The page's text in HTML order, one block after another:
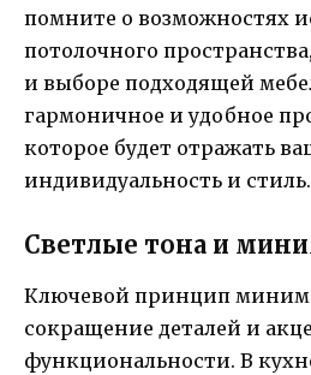
помните о возможностях
потолочного
и выборе подходящей
гармоничное и удобное
которое будет отражать
индивидуальность и стиль.
Светлые тона и
Ключевой принцип
сокращение деталей и
функциональности. В